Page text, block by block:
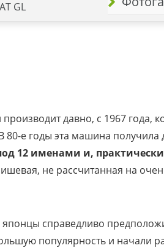
GL
давно, с 1967 года,
80-е годы эта машина
12 именами и,
не рассчитанная на
справедливо
популярность и начали